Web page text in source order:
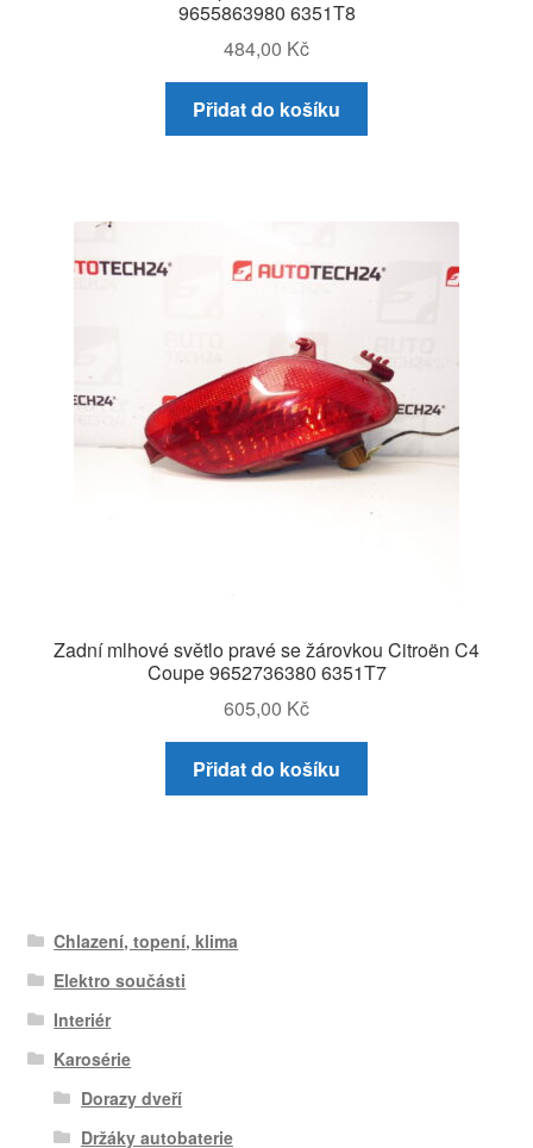
9655863980 6351T8
484,00 Kč
Přidat do košíku
Zadní mlhové světlo pravé se žárovkou Citroën C4
Coupe 9652736380 6351T7
605,00 Kč
Přidat do košíku
Chlazení, topení, klima
Elektro součásti
Interiér
Karosérie
Dorazy dveří
Držáky autobaterie